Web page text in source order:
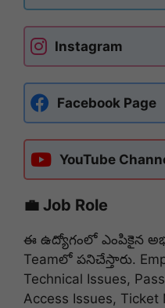
Instagram
Facebook Page
YouTube
💼 Job Role
ఈ ఉద్యోగంలో ఎంపికైన
Team‌లో పనిచేస్తారు.
Technical Issues,
Access Issues,